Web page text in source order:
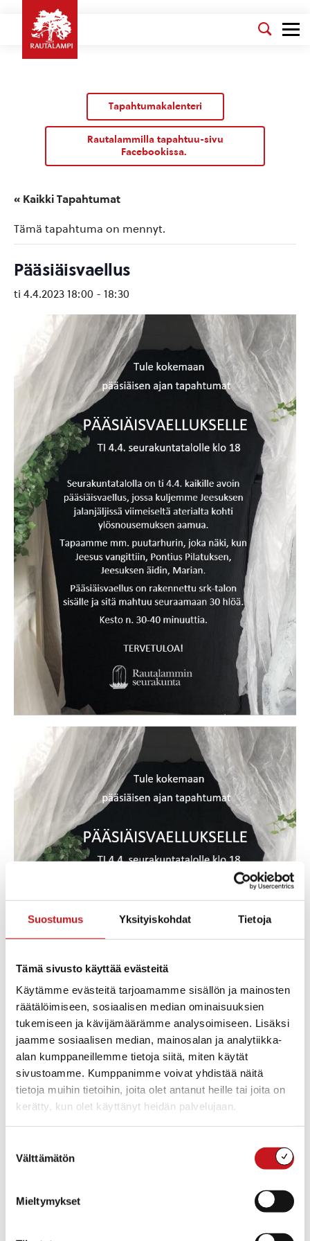
Suostumus Yksityiskohdat Tietoja
Tämä sivusto käyttää evästeitä
Käytämme evästeitä tarjoamamme sisällön ja mainosten
räätälöimiseen, sosiaalisen median ominaisuuksien
tukemiseen ja kävijämäärämme analysoimiseen. Lisäksi
jaamme sosiaalisen median, mainosalan ja analytiikka-
alan kumppaneillemme tietoja siitä, miten käytät
sivustoamme. Kumppanimme voivat yhdistää näitä
tietoja muihin tietoihin, joita olet antanut heille tai joita on
kerätty, kun olet käyttänyt heidän palvelujaan.
valinta
Välttämätön
Mieltymykset
Tapahtumakalenteri
Rautalammilla tapahtuu-sivu
Facebookissa.
« Kaikki Tapahtumat
Tämä tapahtuma on mennyt.
Pääsiäisvaellus
ti 4.4.2023 18:00 - 18:30